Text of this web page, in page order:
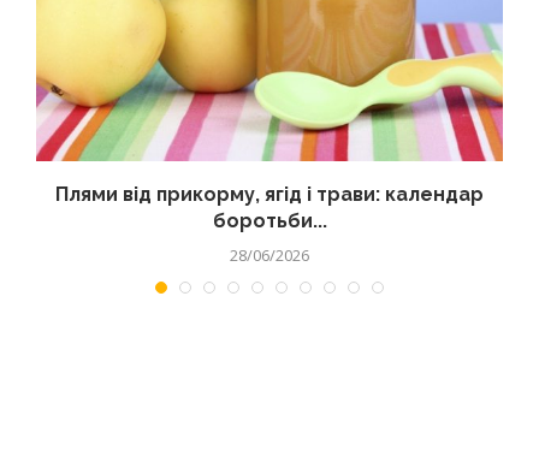
Плями від прикорму, ягід і трави: календар
боротьби...
28/06/2026